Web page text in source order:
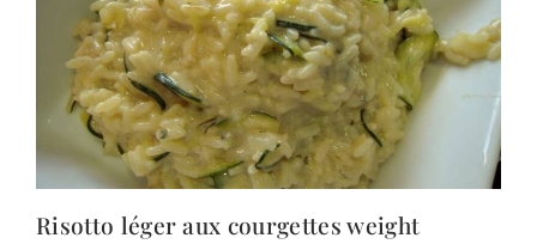
Risotto léger aux courgettes weight